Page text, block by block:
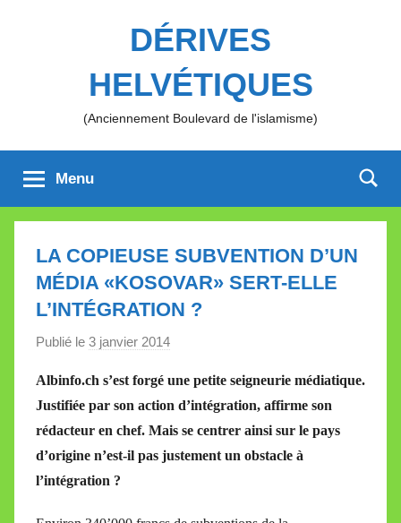
DÉRIVES
HELVÉTIQUES
(Anciennement Boulevard de l'islamisme)
Menu
LA COPIEUSE SUBVENTION D’UN
MÉDIA «KOSOVAR» SERT-ELLE
L’INTÉGRATION ?
Publié le 3 janvier 2014
r
M
i
r
Albinfo.ch s’est forgé une petite seigneurie médiatique.
Justifiée par son action d’intégration, affirme son
rédacteur en chef. Mais se centrer ainsi sur le pays
d’origine n’est-il pas justement un obstacle à
l’intégration ?